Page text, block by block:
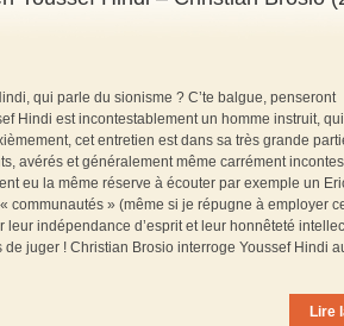
qui parle du sionisme ? C’te balgue, penseront
Hindi est incontestablement un homme instruit,
cet entretien est dans sa très grande
avérés et généralement même carrément
eu la même réserve à écouter par exemple un
communautés » (même si je répugne à employer
leur indépendance d’esprit et leur honnêteté
juger ! Christian Brosio interroge Youssef Hindi
Lire